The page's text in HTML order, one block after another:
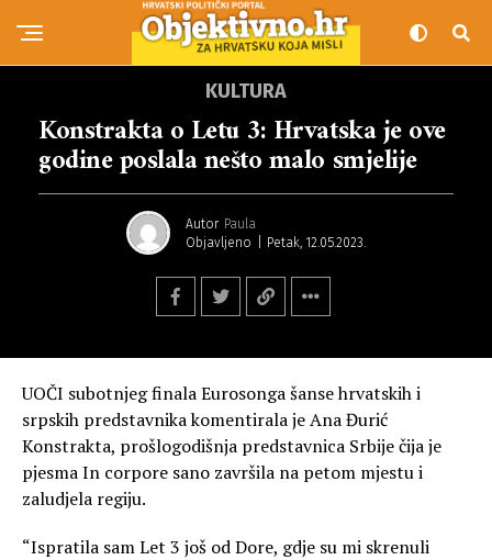
KULTURA
Konstrakta o Letu 3: Hrvatska je ove
godine poslala nešto malo smjelije
Autor Paula
Objavljeno
Petak, 12.05.2023.
UOČI subotnjeg finala Eurosonga šanse hrvatskih i
srpskih predstavnika komentirala je Ana Đurić
Konstrakta, prošlogodišnja predstavnica Srbije čija je
pjesma In corpore sano završila na petom mjestu i
zaludjela regiju.
“Ispratila sam Let 3 još od Dore, gdje su mi skrenuli